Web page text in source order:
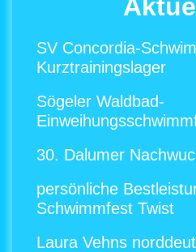
SV Concordia-
Kurztrainingslager
Sögeler Waldbad-
30. Dalumer
persönliche
Schwimmfest Twist
Laura Vehns